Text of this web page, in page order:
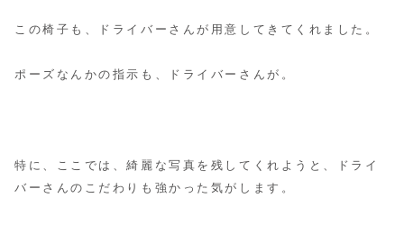
この椅子も、ドライバーさんが用意してきてくれました。
ポーズなんかの指示も、ドライバーさんが。
特に、ここでは、綺麗な写真を残してくれようと、ドライ
バーさんのこだわりも強かった気がします。